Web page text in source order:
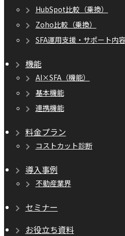
HubSpot比較（乗換）
Zoho比較（乗換）
SFA運用支援・サポート内
機能
AI×SFA（機能）
基本機能
連携機能
料金プラン
コストカット診断
導入事例
不動産業界
セミナー
お役立ち資料